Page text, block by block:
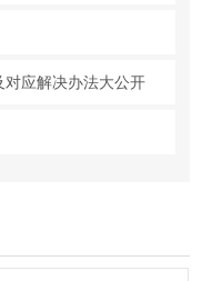
应解决办法大公开